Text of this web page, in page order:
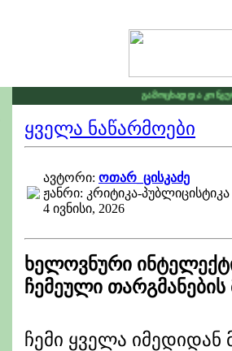
გამოცხადდა კონკურსი
ყველა ნაწარმოები
ავტორი: ოთარ_ცისკაძე
ჟანრი: კრიტიკა-პუბლიცისტიკა
4 ივნისი, 2026
ხელოვნური
ჩემეული
ჩემი ყველა იმედიდან